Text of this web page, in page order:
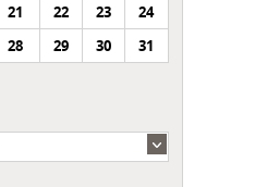
21 22 23
24
28 29 30 31